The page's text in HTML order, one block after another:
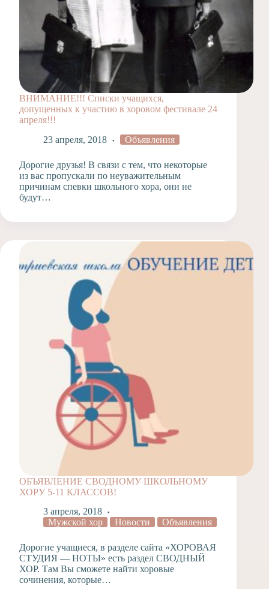
ВНИМАНИЕ!!! Списки учащихся,
допущенных к участию в хоровом фестивале 24
апреля!!!
23 апреля, 2018
Объявления
Дорогие друзья! В связи с тем, что некоторые
из вас пропускали по неуважительным
причинам спевки школьного хора, они не
будут…
ОБЪЯВЛЕНИЕ СВОДНОМУ ШКОЛЬНОМУ
ХОРУ 5-11 КЛАССОВ!
3 апреля, 2018
Мужской хор
Новости Объявления
Дорогие учащиеся, в разделе сайта «ХОРОВАЯ
СТУДИЯ — НОТЫ» есть раздел СВОДНЫЙ
ХОР. Там Вы сможете найти хоровые
сочинения, которые…